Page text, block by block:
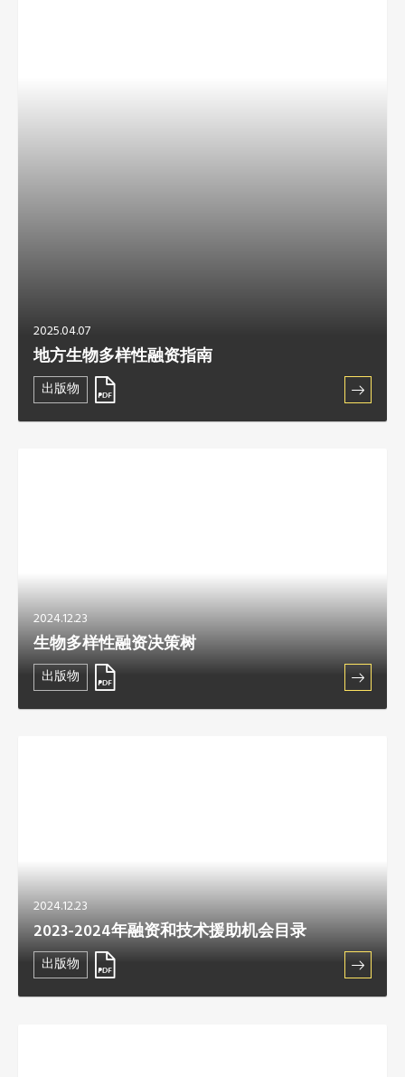
2025.04.07
地方生物多样性融资指南
出版物
2024.12.23
生物多样性融资决策树
出版物
2024.12.23
2023-2024年融资和技术援助机会目录
出版物